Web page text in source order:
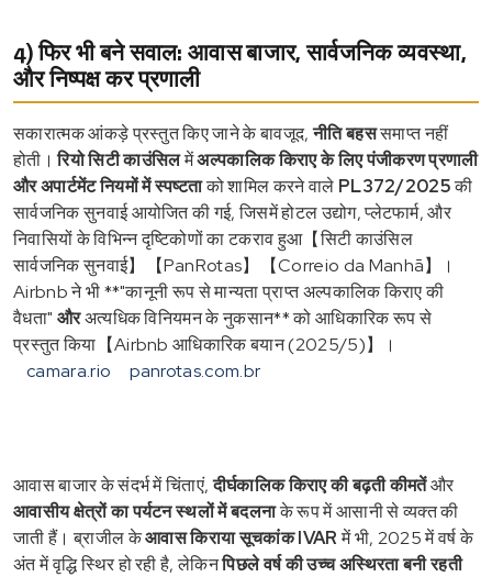
4) फिर भी बने सवाल: आवास बाजार, सार्वजनिक व्यवस्था,
और निष्पक्ष कर प्रणाली
सकारात्मक आंकड़े प्रस्तुत किए जाने के बावजूद,नीति बहससमाप्त नहीं
होती।रियो सिटी काउंसिलमेंअल्पकालिक किराए के लिए पंजीकरण प्रणाली
और अपार्टमेंट नियमों में स्पष्टताको शामिल करने वाले PL372/2025की
सार्वजनिक सुनवाई आयोजित की गई, जिसमें होटल उद्योग, प्लेटफार्म, और
निवासियों के विभिन्न दृष्टिकोणों का टकराव हुआ【सिटी काउंसिल
सार्वजनिक सुनवाई】【PanRotas】【Correio da Manhã】।
Airbnb ने भी **"कानूनी रूप से मान्यता प्राप्त अल्पकालिक किराए की
वैधता" औरअत्यधिक विनियमन के नुकसान** को आधिकारिक रूप से
प्रस्तुत किया【Airbnb आधिकारिक बयान (2025/5)】।
camara.rio panrotas.com.br
आवास बाजार के संदर्भ में चिंताएं,दीर्घकालिक किराए की बढ़ती कीमतेंऔर
आवासीय क्षेत्रों का पर्यटन स्थलों में बदलनाके रूप में आसानी से व्यक्त की
जाती हैं। ब्राजील केआवास किराया सूचकांक IVARमें भी, 2025 में वर्ष के
अंत में वृद्धि स्थिर हो रही है, लेकिनपिछले वर्ष की उच्च अस्थिरता बनी रहती